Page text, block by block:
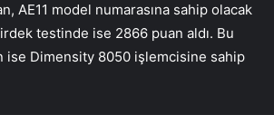
AE11 model numarasına sahip olacak
testinde ise 2866 puan aldı. Bu
Dimensity 8050 işlemcisine sahip